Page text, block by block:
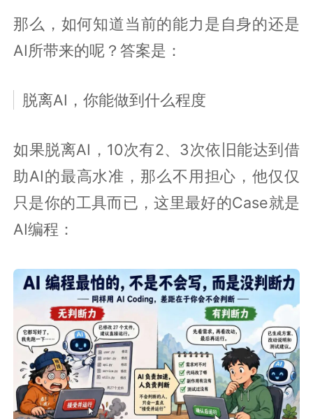
那么，如何知道当前的能力是自身的还是
AI所带来的呢？答案是：
脱离AI，你能做到什么程度
如果脱离AI，10次有2、3次依旧能达到借
助AI的最高水准，那么不用担心，他仅仅
只是你的工具而已，这里最好的Case就是
AI编程：